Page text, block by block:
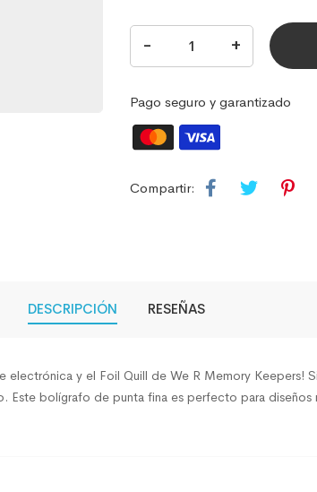
- +
Pago seguro y garantizado
Compartir:
DESCRIPCIÓN RESEÑAS
y el Foil Quill de We R Memory Keepers!
Este bolígrafo de punta fina es perfecto para